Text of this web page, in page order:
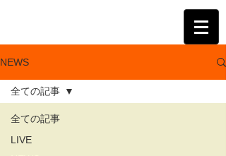
NEWS
全ての記事
LIVE
全ての記事